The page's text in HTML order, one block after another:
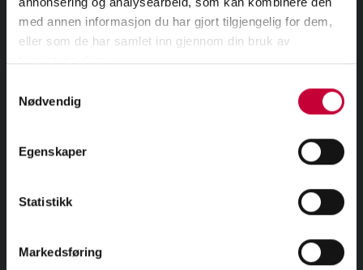
med annen informasjon du har gjort tilgjengelig for dem,
eller som de har samlet inn gjennom din bruk av
tjenestene deres.
Nødvendig
Egenskaper
Statistikk
Markedsføring
DEL PÅ FACEBOOK 